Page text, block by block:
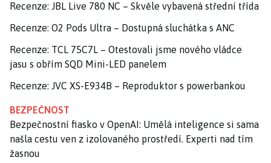
Recenze: JBL Live 780 NC – Skvěle vybavená střední třída
Recenze: O2 Pods Ultra – Dostupná sluchátka s ANC
Recenze: TCL 75C7L – Otestovali jsme nového vládce
jasu s obřím SQD Mini-LED panelem
Recenze: JVC XS-E934B – Reproduktor s powerbankou
BEZPEČNOST
Bezpečnostní fiasko v OpenAI: Umělá inteligence si sama
našla cestu ven z izolovaného prostředí. Experti nad tím
žasnou